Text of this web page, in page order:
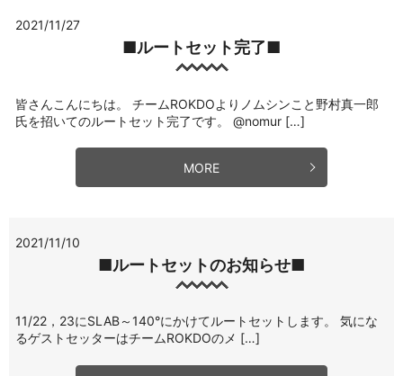
2021/11/27
■ルートセット完了■
皆さんこんにちは。 チームROKDOよりノムシンこと野村真一郎
氏を招いてのルートセット完了です。 @nomur […]
MORE
2021/11/10
■ルートセットのお知らせ■
11/22，23にSLAB～140°にかけてルートセットします。 気にな
るゲストセッターはチームROKDOのメ […]